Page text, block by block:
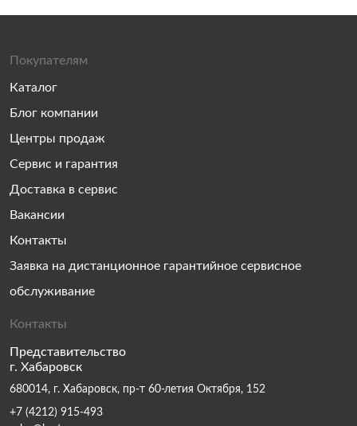
Покупателям
Каталог
Блог компании
Центры продаж
Сервис и гарантия
Доставка в сервис
Вакансии
Контакты
Заявка на дистанционное гарантийное сервисное
обслуживание
Контакты
Представительство
г. Хабаровск
680014, г. Хабаровск, пр-т 60-летия Октября, 152
+7 (4212) 915-493